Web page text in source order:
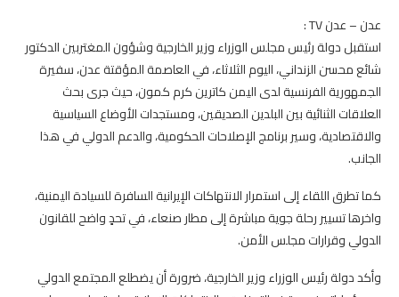
عدن – عدن TV :
استقبل دولة رئيس مجلس الوزراء وزير الخارجية وشؤون المغتربين الدكتور
شائع محسن الزنداني، اليوم الثلاثاء، في العاصمة المؤقتة عدن، سفيرة
الجمهورية الفرنسية لدى اليمن كاترين كرم كمون، حيث جرى بحث
العلاقات الثنائية بين البلدين الصديقين، ومستجدات الأوضاع السياسية
والاقتصادية، وسير برنامج الإصلاحات الحكومية، والدعم الدولي في هذا
الجانب.
كما تطرق اللقاء إلى استمرار الانتهاكات الإيرانية السافرة للسيادة اليمنية،
واخرها تسيير رحلة جوية مباشرة إلى مطار صنعاء، في تحدٍ واضح للقانون
الدولي وقرارات مجلس الأمن.
وأكد دولة رئيس الوزراء وزير الخارجية، ضرورة أن يضطلع المجتمع الدولي